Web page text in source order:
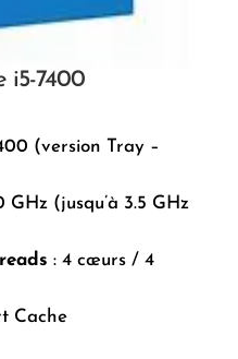
i5-7400
(version Tray –
GHz (jusqu’à 3.5 GHz
: 4 cœurs / 4
Cache